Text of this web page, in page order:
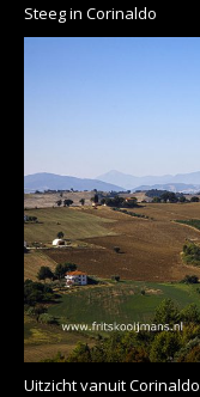
Steeg in Corinaldo
Uitzicht vanuit Corinaldo